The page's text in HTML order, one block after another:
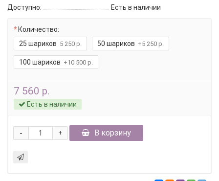
Доступно:
Есть в наличии
Количество:
25 шариков 5 250 р. 50 шариков +5 250 р.
100 шариков +10 500 р.
7 560 р.
Есть в наличии
+
- В корзину